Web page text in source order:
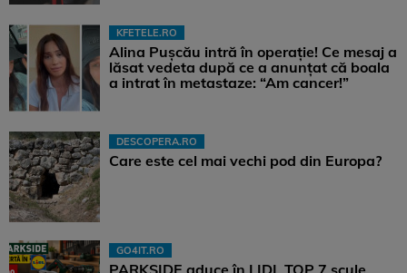
KFETELE.RO
Alina Pușcău intră în operație! Ce mesaj a
lăsat vedeta după ce a anunțat că boala
a intrat în metastaze: “Am cancer!”
DESCOPERA.RO
Care este cel mai vechi pod din Europa?
GO4IT.RO